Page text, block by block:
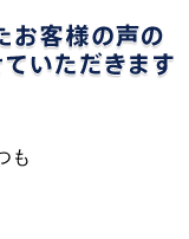
も